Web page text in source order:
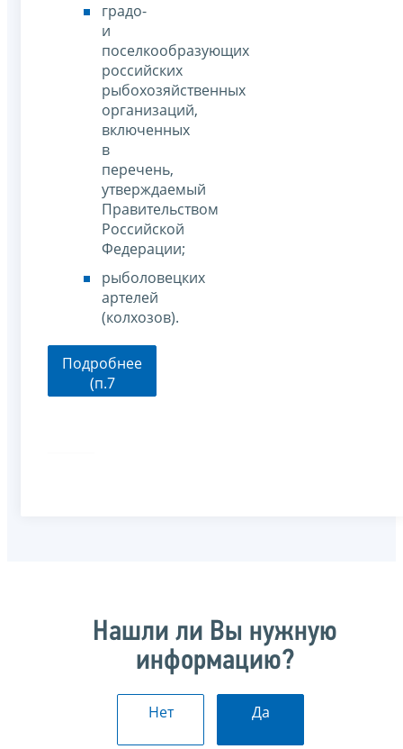
градо-
и
поселкообразующих
российских
рыбохозяйственных
организаций,
включенных
в
перечень,
утверждаемый
Правительством
Российской
Федерации;
рыболовецких
артелей
(колхозов).
Подробнее
(п.7
ст.333.3 НК
Нашли ли Вы нужную
информацию?
Нет Да